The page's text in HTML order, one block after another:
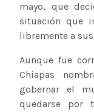
mayo, que
situación que
libremente a
Aunque fue
Chiapas
gobernar el
quedarse por